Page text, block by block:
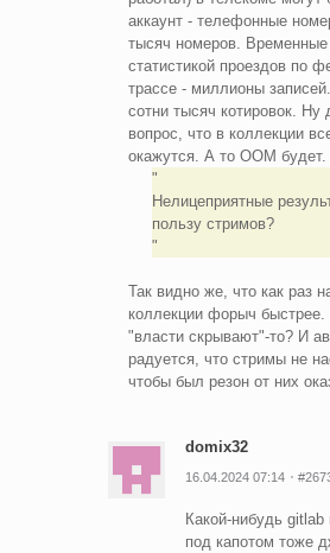
аккаунт - телефонные
тысяч номеров.
статистикой проездов по
трассе - миллионы
сотни тысяч котировок. Ну
вопрос, что в коллекции
окажутся. А то OOM будет.
Нелицеприятные
пользу стримов?
Так видно же, что как раз
коллекции форыч быстрее.
"власти скрывают"-то? И
радуется, что стримы не
чтобы был резон от них
domix32
16.04.2024 07:14
Какой-нибудь
под капотом тоже